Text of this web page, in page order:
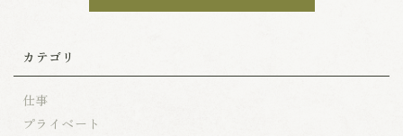
カテゴリ
仕事
プライベート